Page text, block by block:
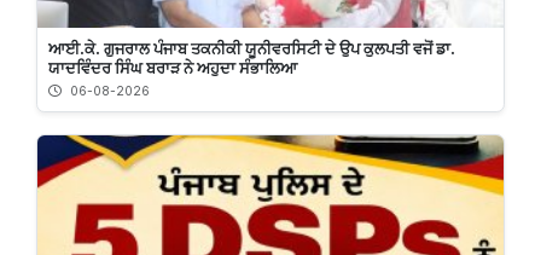
ਆਈ.ਕੇ. ਗੁਜਰਾਲ ਪੰਜਾਬ ਤਕਨੀਕੀ ਯੂਨੀਵਰਸਿਟੀ ਦੇ ਉਪ ਕੁਲਪਤੀ ਵਜੋਂ ਡਾ.
ਯਾਦਵਿੰਦਰ ਸਿੰਘ ਬਰਾੜ ਨੇ ਅਹੁਦਾ ਸੰਭਾਲਿਆ
06-08-2026